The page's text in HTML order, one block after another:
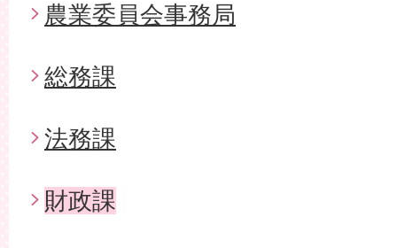
農業委員会事務局
総務課
法務課
財政課